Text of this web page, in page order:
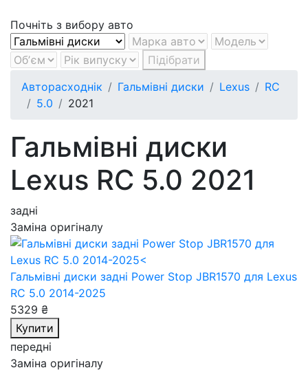
Почніть з вибору авто
Підібрати
Авторасходнік
Гальмівні диски Lexus
RC
5.0
2021
Гальмівні диски
Lexus RC 5.0 2021
задні
Заміна оригіналу
Гальмівні диски задні Power Stop JBR1570 для Lexus
RC 5.0 2014-2025
5329 ₴
Купити
передні
Заміна оригіналу